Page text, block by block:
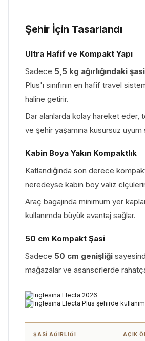
Şehir İçin Tasarlandı
Ultra Hafif ve Kompakt Yapı
Sadece 5,5 kg ağırlığındaki şasi
Plus'ı sınıfının en hafif travel
haline getirir.
Dar alanlarda kolay hareket eder,
ve şehir yaşamına kusursuz uyum
Kabin Boya Yakın Kompaktlık
Katlandığında son derece
neredeyse kabin boy valiz
Araç bagajında minimum yer
kullanımda büyük avantaj sağlar.
50 cm Kompakt Şasi
Sadece 50 cm genişliği
mağazalar ve asansörlerde
ŞASI AĞIRLIĞI AÇIK